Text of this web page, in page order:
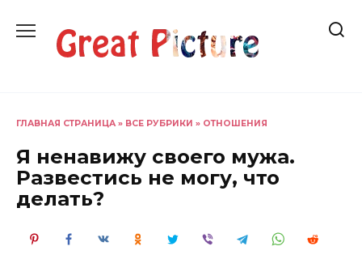
содержанию
ГЛАВНАЯ СТРАНИЦА » ВСЕ РУБРИКИ » ОТНОШЕНИЯ
Я ненавижу своего мужа.
Развестись не могу, что
делать?